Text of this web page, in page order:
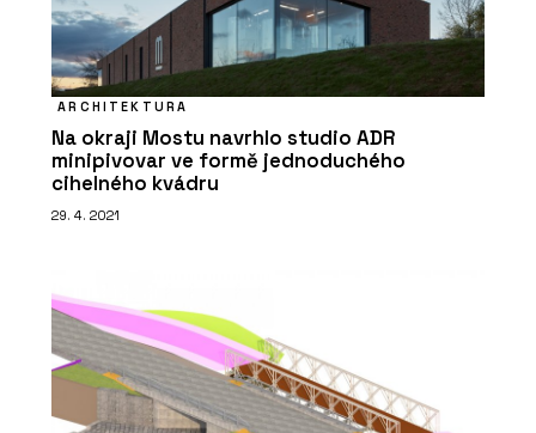
ARCHITEKTURA
Na okraji Mostu navrhlo studio ADR
minipivovar ve formě jednoduchého
cihelného kvádru
29. 4. 2021